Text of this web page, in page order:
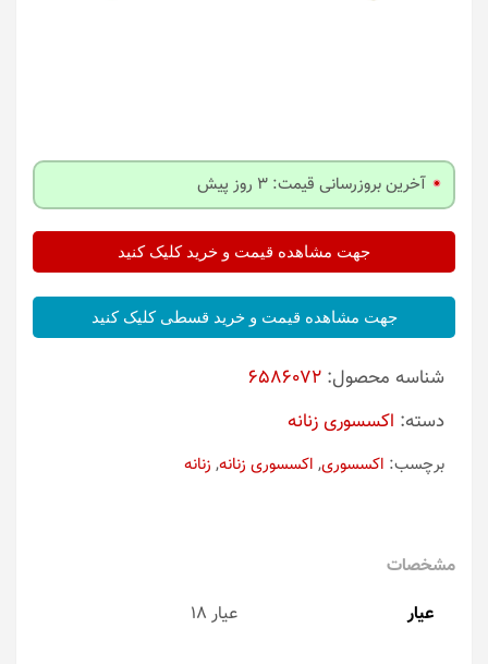
آخرین بروزرسانی قیمت: 3 روز پیش
جهت مشاهده قیمت و خرید کلیک کنید
جهت مشاهده قیمت و خرید قسطی کلیک کنید
شناسه محصول: 6586072
دسته: اکسسوری زنانه
برچسب: اکسسوری, اکسسوری زنانه, زنانه
مشخصات
عیار
عیار 18